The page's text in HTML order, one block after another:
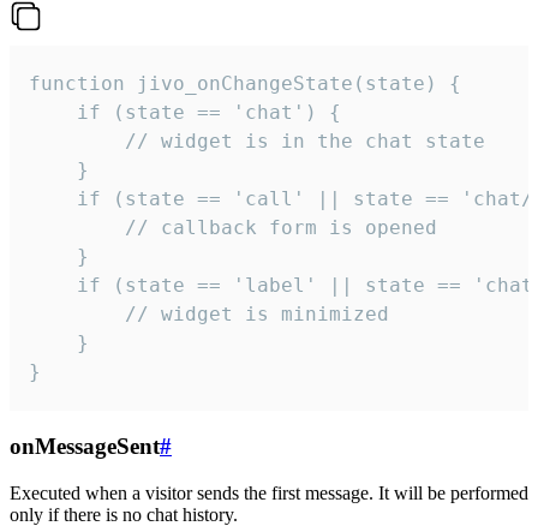
function jivo_onChangeState(state) {
    if (state == 'chat') {
        // widget is in the chat state
    }
if (state == 'call' || state ==
        // callback form is opened
    }
if (state == 'label' || state ==
        // widget is minimized
    }
}
onMessageSent#
Executed when a visitor sends the first message. It will be performed
only if there is no chat history.